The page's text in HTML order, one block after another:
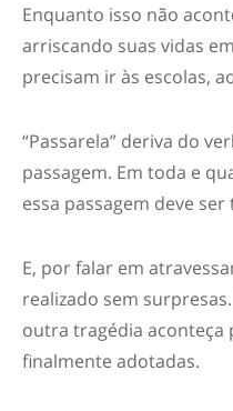
Enquanto isso não
arriscando suas vidas
precisam ir às escolas,
“Passarela” deriva do
passagem. Em toda e
essa passagem deve
E, por falar em
realizado sem
outra tragédia aconteça
finalmente adotadas.